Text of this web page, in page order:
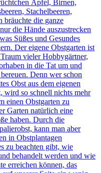
Äpfel, Birnen,
Stachelbeeren,
bräuchte die ganze
die Hände auszustrecken
Süßes und Gesundes
Der eigene Obstgarten ist
vieler Hobbygärtner,
in die Tat um und
Denn wer schon
Obst aus dem eigenen
wird so schnell nichts mehr
einen Obstgarten zu
Garten natürlich eine
haben. Durch die
kann man aber
in Obstplantagen
zu beachten gibt, wie
behandelt werden und wie
erreichen können, das